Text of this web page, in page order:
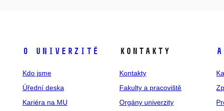
O univerzitě
Kdo jsme
Úřední deska
Kariéra na MU
Kontakty
Kontakty
Fakulty a pracoviště
Orgány univerzity